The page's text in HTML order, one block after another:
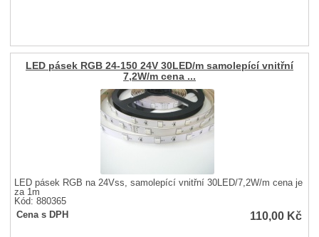
LED pásek RGB 24-150 24V 30LED/m samolepící vnitřní
7,2W/m cena ...
LED pásek RGB na 24Vss, samolepící vnitřní 30LED/7,2W/m cena je
za 1m
Kód: 880365
Cena s DPH
110,00 Kč